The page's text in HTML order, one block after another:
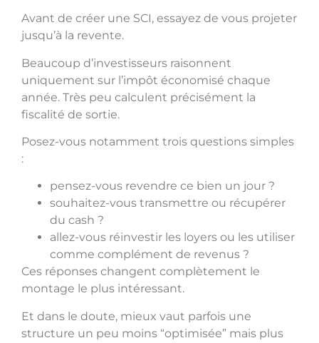
Avant de créer une SCI, essayez de vous projeter
jusqu’à la revente.
Beaucoup d’investisseurs raisonnent
uniquement sur l’impôt économisé chaque
année. Très peu calculent précisément la
fiscalité de sortie.
Posez-vous notamment trois questions simples
:
pensez-vous revendre ce bien un jour ?
souhaitez-vous transmettre ou récupérer
du cash ?
allez-vous réinvestir les loyers ou les utiliser
comme complément de revenus ?
Ces réponses changent complètement le
montage le plus intéressant.
Et dans le doute, mieux vaut parfois une
structure un peu moins “optimisée” mais plus